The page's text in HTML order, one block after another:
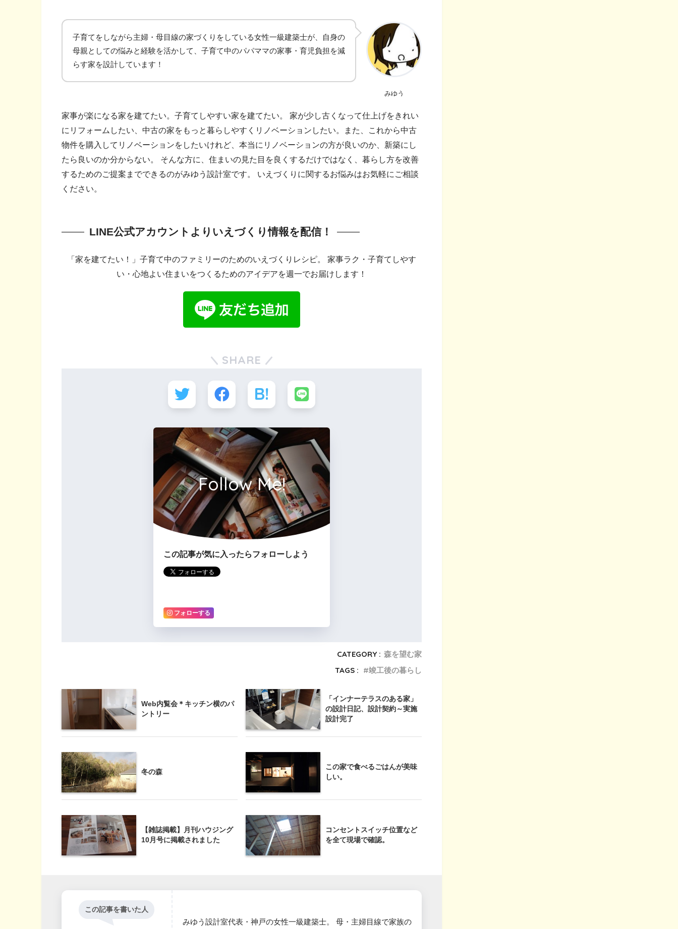
子育てをしながら主婦・母目線の家づくりをしている女性一級建築士が、自身の
母親としての悩みと経験を活かして、子育て中のパパママの家事・育児負担を減
らす家を設計しています！
みゆう
家事が楽になる家を建てたい。子育てしやすい家を建てたい。 家が少し古くなって仕上げをきれい
にリフォームしたい、中古の家をもっと暮らしやすくリノベーションしたい。また、これから中古
物件を購入してリノベーションをしたいけれど、本当にリノベーションの方が良いのか、新築にし
たら良いのか分からない。 そんな方に、住まいの見た目を良くするだけではなく、暮らし方を改善
するためのご提案までできるのがみゆう設計室です。 いえづくりに関するお悩みはお気軽にご相談
ください。
LINE公式アカウントよりいえづくり情報を配信！
「家を建てたい！」子育て中のファミリーのためのいえづくりレシピ。 家事ラク・子育てしやす
い・心地よい住まいをつくるためのアイデアを週一でお届けします！
SHARE
Follow Me!
この記事が気に入ったらフォローしよう
フォローする
CATEGORY : 森を望む家
TAGS :
竣工後の暮らし
Web内覧会＊キッチン横のパ
ントリー
「インナーテラスのある家」
の設計日記、設計契約～実施
設計完了
冬の森
この家で食べるごはんが美味
しい。
【雑誌掲載】月刊ハウジング
10月号に掲載されました
コンセントスイッチ位置など
を全て現場で確認。
この記事を書いた人
みゆう設計室代表・神戸の女性一級建築士。 母・主婦目線で家族の